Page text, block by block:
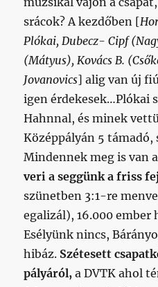
srácok? A kezdőben [
Plókai, Dubecz- Cipf
(Mátyus), Kovács B.
Jovanovics] alig van új
igen érdekesek…Plókai
Hahnnal, és minek
Középpályán 5 támadó,
Mindennek meg is van
veri a seggünk a friss
szünetben 3:1-re
egalizál), 16.000
Esélyünk nincs,
hibáz. Szétesett
pályáról, a DVTK ahol